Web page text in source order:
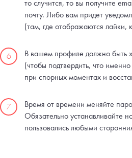
то случится, то вы получите
почту. Либо вам придет
(там, где отображаются лайки,
6
В вашем профиле должно быть
(чтобы подтвердить, что
при спорных моментах и
7
Время от времени меняйте
Обязательно устанавливайте
пользовались любыми